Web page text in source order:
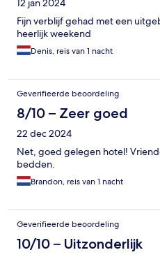
12 jan 2024
Fijn verblijf gehad met een
heerlijk weekend
Denis, reis van 1 nacht
Geverifieerde beoordeling
8/10 – Zeer goed
22 dec 2024
Net, goed gelegen hotel!
bedden.
Brandon, reis van 1 nacht
Geverifieerde beoordeling
10/10 – Uitzonderlijk